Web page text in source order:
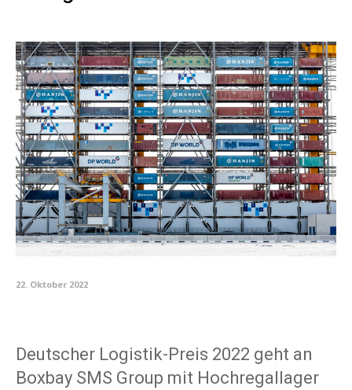
22. Oktober 2022
Deutscher Logistik-Preis 2022 geht an
Boxbay SMS Group mit Hochregallager